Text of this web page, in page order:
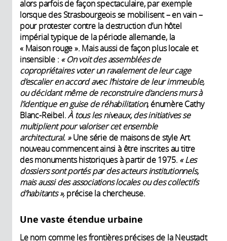
alors parfois de façon spectaculaire, par exemple
lorsque des Strasbourgeois se mobilisent – en vain –
pour protester contre la destruction d’un hôtel
impérial typique de la période allemande, la
« Maison rouge ». Mais aussi de façon plus locale et
insensible : « On voit des assemblées de
copropriétaires voter un ravalement de leur cage
d’escalier en accord avec l’histoire de leur immeuble,
ou décidant même de reconstruire d’anciens murs à
l’identique en guise de réhabilitation,énumère Cathy
Blanc-Reibel.À tous les niveaux, des initiatives se
multiplient pour valoriser cet ensemble
architectural. »Une série de maisons de style Art
nouveau commencent ainsi à être inscrites au titre
des monuments historiques à partir de 1975. « Les
dossiers sont portés par des acteurs institutionnels,
mais aussi des associations locales ou des collectifs
d’habitants »,précise la chercheuse.
Une vaste étendue urbaine
Le nom comme les frontières précises de la Neustadt